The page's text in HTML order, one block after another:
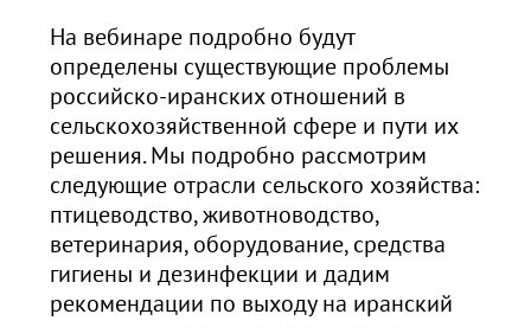
На вебинаре подробно будут
определены существующие проблемы
российско-иранских отношений в
сельскохозяйственной сфере и пути их
решения. Мы подробно рассмотрим
следующие отрасли сельского хозяйства:
птицеводство, животноводство,
ветеринария, оборудование, средства
гигиены и дезинфекции и дадим
рекомендации по выходу на иранский